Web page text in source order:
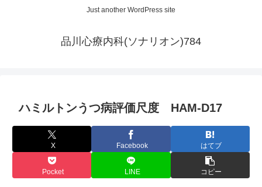
Just another WordPress site
品川心療内科(ソナリオン)784
ハミルトンうつ病評価尺度 HAM-D17
X Facebook はてブ
Pocket LINE コピー